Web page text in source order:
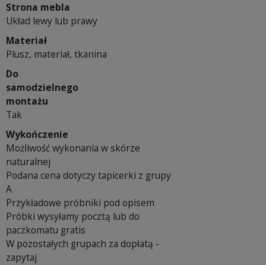
Strona mebla
Układ lewy lub prawy
Materiał
Plusz, materiał, tkanina
Do
samodzielnego
montażu
Tak
Wykończenie
Możliwość wykonania w skórze
naturalnej
Podana cena dotyczy tapicerki z grupy
A
Przykładowe próbniki pod opisem
Próbki wysyłamy pocztą lub do
paczkomatu gratis
W pozostałych grupach za dopłatą -
zapytaj